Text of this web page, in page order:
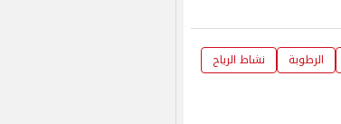
الرطوبة
نشاط الرياح